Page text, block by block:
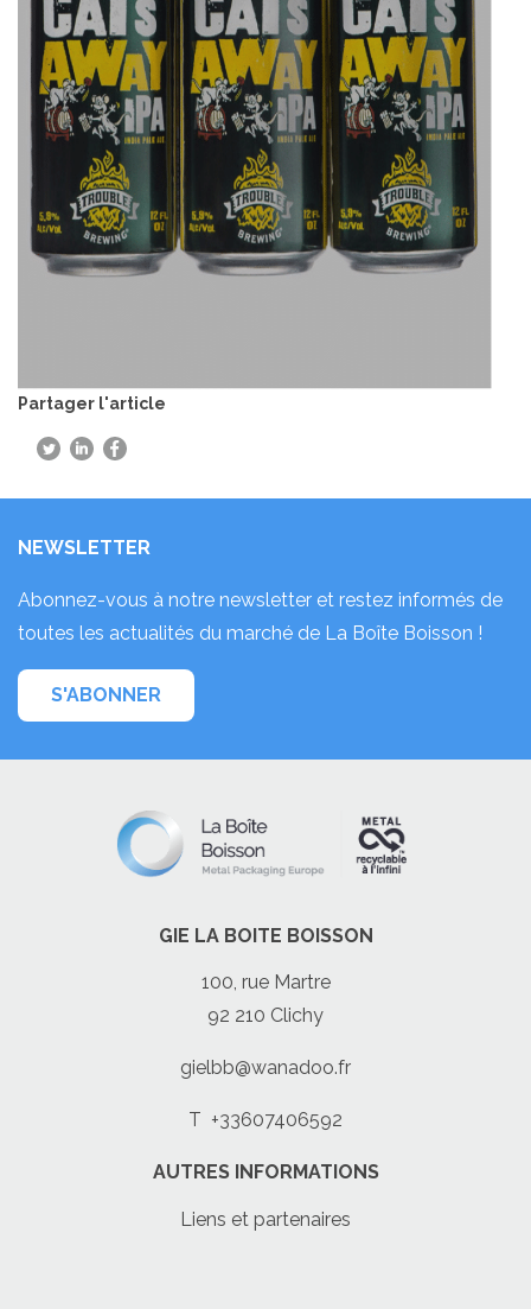
Partager l'article
NEWSLETTER
Abonnez-vous à notre newsletter et restez informés de
toutes les actualités du marché de La Boîte Boisson !
S'ABONNER
GIE LA BOITE BOISSON
100, rue Martre
92 210 Clichy
gielbb@wanadoo.fr
T +33607406592
AUTRES INFORMATIONS
Liens et partenaires